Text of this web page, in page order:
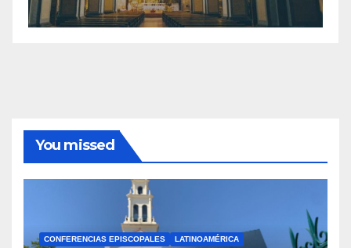
You missed
CONFERENCIAS EPISCOPALES LATINOAMÉRICA